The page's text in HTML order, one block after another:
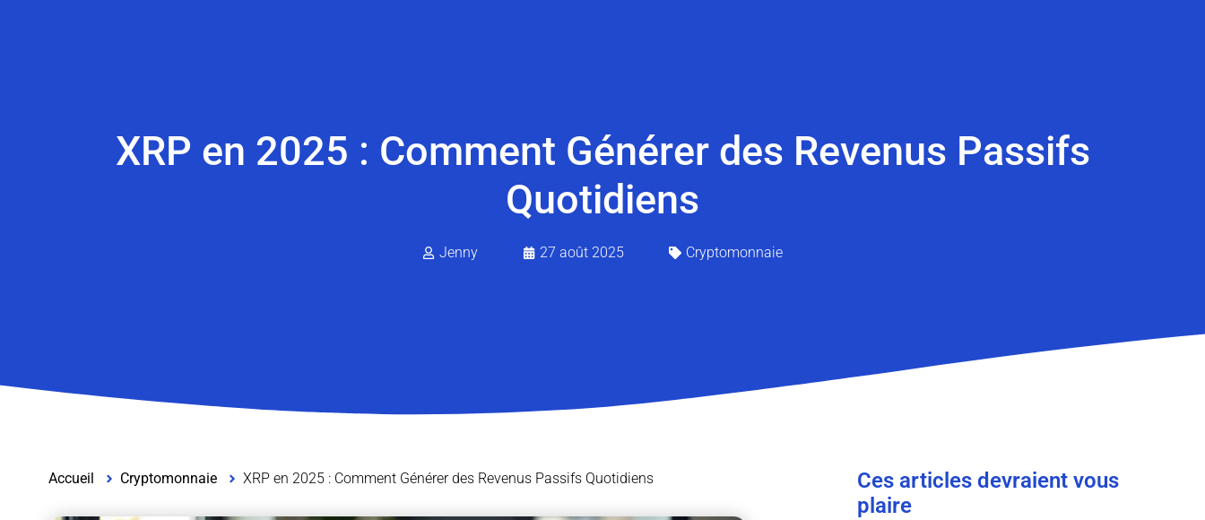
XRP en 2025 : Comment Générer des Revenus Passifs
Quotidiens
Jenny 27 août 2025 Cryptomonnaie
Accueil Cryptomonnaie XRP en 2025 : Comment Générer des Revenus Passifs Quotidiens
Ces articles devraient vous
plaire